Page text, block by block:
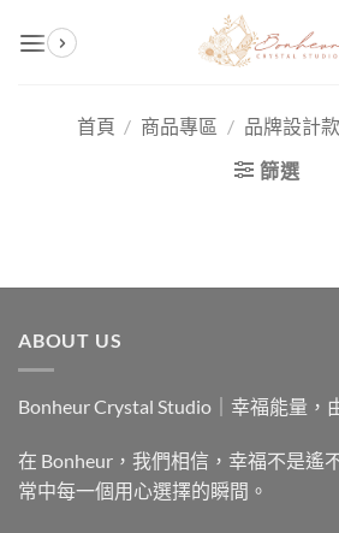
首頁 / 商品專區 / 品牌設計
篩選
ABOUT US
Bonheur Crystal Studio｜幸福能量，
在 Bonheur，我們相信，幸福不是遙
常中每一個用心選擇的瞬間。